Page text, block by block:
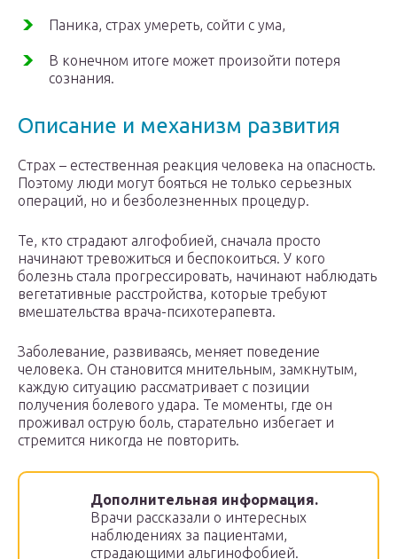
Паника, страх умереть, сойти с ума,
В конечном итоге может произойти потеря
сознания.
Описание и механизм развития
Страх – естественная реакция человека на опасность.
Поэтому люди могут бояться не только серьезных
операций, но и безболезненных процедур.
Те, кто страдают алгофобией, сначала просто
начинают тревожиться и беспокоиться. У кого
болезнь стала прогрессировать, начинают наблюдать
вегетативные расстройства, которые требуют
вмешательства врача-психотерапевта.
Заболевание, развиваясь, меняет поведение
человека. Он становится мнительным, замкнутым,
каждую ситуацию рассматривает с позиции
получения болевого удара. Те моменты, где он
проживал острую боль, старательно избегает и
стремится никогда не повторить.
Дополнительная информация.
Врачи рассказали о интересных
наблюдениях за пациентами,
страдающими альгинофобией.